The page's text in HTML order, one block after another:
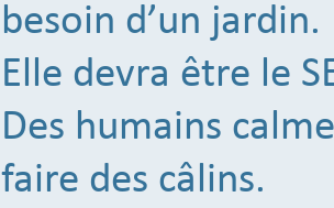
besoin d’un jardin.
Elle devra être le
Des humains
faire des câlins.